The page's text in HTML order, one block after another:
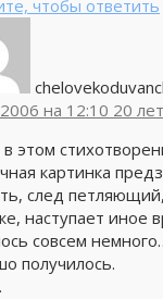
чтобы ответить
на 12:10 20
этом
картинка
след
наступает иное
совсем
получилось.